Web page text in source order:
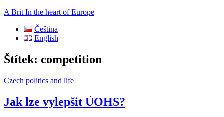
A Brit In the heart of Europe
Čeština
English
Štítek: competition
Czech politics and life
Jak lze vylepšit ÚOHS?